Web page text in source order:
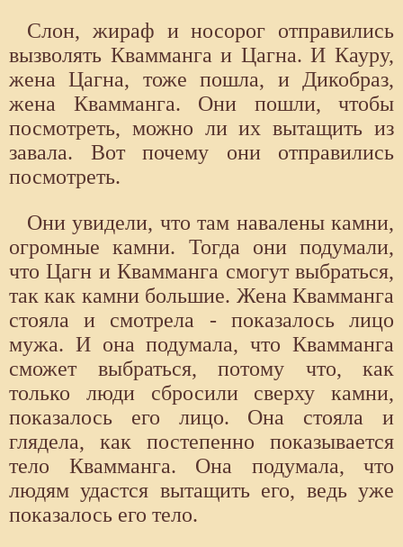
Слон, жираф и носорог отправились
вызволять Квамманга и Цагна. И Кауру,
жена Цагна, тоже пошла, и Дикобраз,
жена Квамманга. Они пошли, чтобы
посмотреть, можно ли их вытащить из
завала. Вот почему они отправились
посмотреть.
Они увидели, что там навалены камни,
огромные камни. Тогда они подумали,
что Цагн и Квамманга смогут выбраться,
так как камни большие. Жена Квамманга
стояла и смотрела - показалось лицо
мужа. И она подумала, что Квамманга
сможет выбраться, потому что, как
только люди сбросили сверху камни,
показалось его лицо. Она стояла и
глядела, как постепенно показывается
тело Квамманга. Она подумала, что
людям удастся вытащить его, ведь уже
показалось его тело.